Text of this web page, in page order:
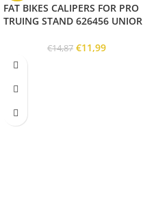
FAT BIKES CALIPERS FOR PRO
TRUING STAND 626456 UNIOR
€14,87 €11,99